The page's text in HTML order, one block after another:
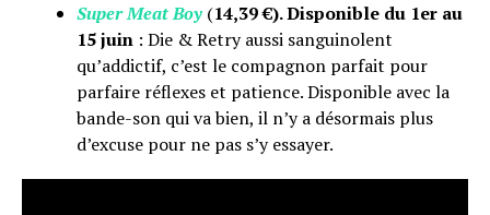
Super Meat Boy (14,39 €). Disponible du 1er au
15 juin : Die & Retry aussi sanguinolent
qu’addictif, c’est le compagnon parfait pour
parfaire réflexes et patience. Disponible avec la
bande-son qui va bien, il n’y a désormais plus
d’excuse pour ne pas s’y essayer.